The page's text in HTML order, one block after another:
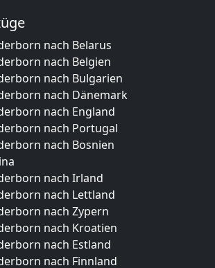
nach Belarus
nach Belgien
nach Bulgarien
nach Dänemark
nach England
nach Portugal
nach Bosnien
nach Irland
nach Lettland
nach Zypern
nach Kroatien
nach Estland
nach Finnland